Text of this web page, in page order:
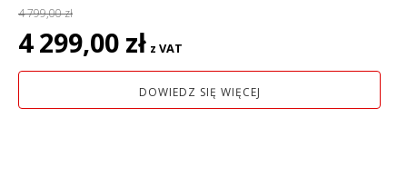
4 799,00zł
Pierwotna
cena
wynosiła:
4 299,00 zł cena
wynosi:
4
z VAT
DOWIEDZ SIĘ WIĘCEJ